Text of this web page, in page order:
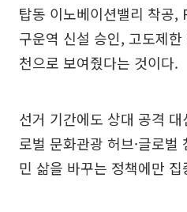
탑동 이노베이션밸리 착공,
구운역 신설 승인, 고도제
천으로 보여줬다는 것이다.
선거 기간에도 상대 공격
로벌 문화관광 허브·글로벌
민 삶을 바꾸는 정책에만